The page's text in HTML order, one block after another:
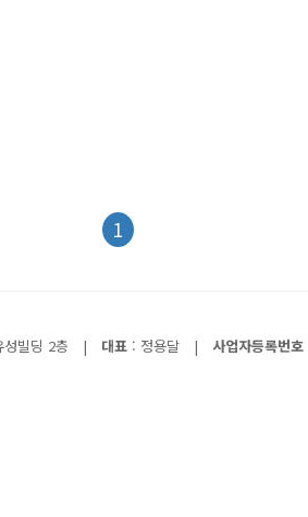
1
빌딩 2층 | 대표 : 정용달 | 사업자등록번호